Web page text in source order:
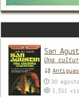
San
Una
30
1,511